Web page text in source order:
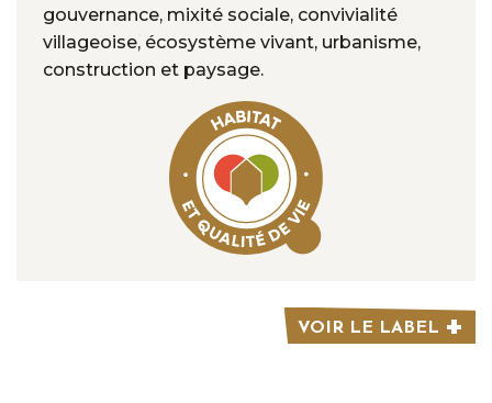
gouvernance, mixité sociale, convivialité
villageoise, écosystème vivant, urbanisme,
construction et paysage.
VOIR LE LABEL